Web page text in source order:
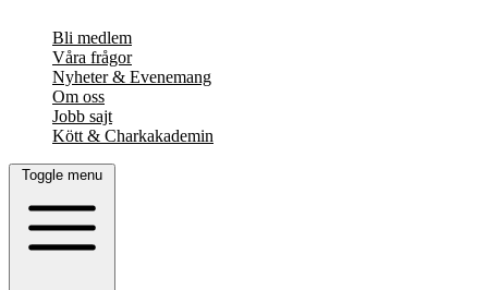
Bli medlem
Våra frågor
Nyheter & Evenemang
Om oss
Jobb sajt
Kött & Charkakademin
Toggle menu